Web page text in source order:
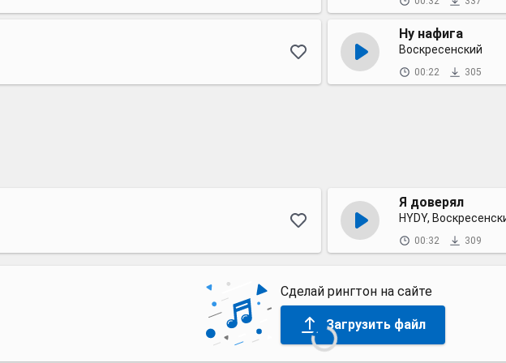
Ну нафига
Воскресенский
00:22 305
Я доверял
HYDY,
00:32 309
Сделай рингтон на сайте
Загрузить файл